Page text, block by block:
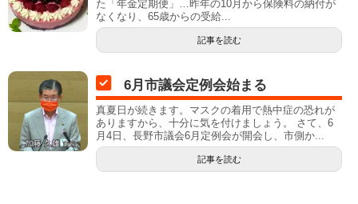
た「年金定期便」…昨年の10月から保険料の納付が
なくなり、65歳からの受給...
記事を読む
6月市議会定例会始まる
真夏日が続きます。マスクの着用で熱中症の恐れが
ありますから、十分に気を付けましょう。 さて、6
月4日、長野市議会6月定例会が開会し、市側か...
記事を読む